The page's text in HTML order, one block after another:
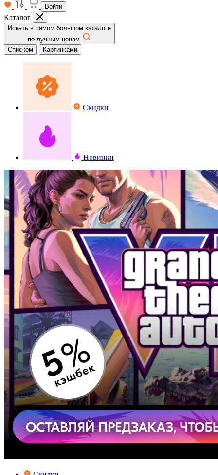
Войти
Каталог
Искать в самом большом каталоге
по лучшим ценам
Списком
Картинками
Скидки
Новинки